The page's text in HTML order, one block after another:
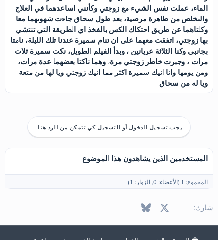
الماء، عملت نفس الشيء مع زوجتي وكأنني اساعدهما في العلاج
والتخلص من ظاهرة مرضية، بعد طول سحاق جاءت شهوتهما معا
وكلتاهما عن طريق احتكاك الكس بالفخذ اي الطريقة التي تنتشي
بها زوجتي، اتفقت معهما على ان تنام سميرة عندنا تلك الليلة، نامتا
بجانبي وكنا الثلاثة عريانين ، وبدأ الفيلم الطويل، نكت سميرة ثلاث
مرات ، وجبرت خاطر زوجتي مرة، وهما ناكتا بعضهما عدة مرات،
ومن يومها وانا انيك سميرة اكثر مما انيك زوجتي ويا لها من متعة
ويا له من سحاق
يجب تسجيل الدخول أو التسجيل كي تتمكن من الرد هنا.
المستخدمين الذين يشاهدون هذا الموضوع
المجموع: 1 (الأعضاء: 0, الزوار: 1)
شارك: فيسبوك Bluesky